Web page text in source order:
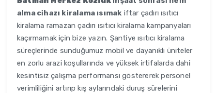
alma cihazı kiralama ısımak iftar çadırı ısıtıcı
kiralama ramazan çadırı ısıtıcı kiralama kampanyaları
kaçırmamak için bize yazın. Şantiye ısıtıcı kiralama
süreçlerinde sunduğumuz mobil ve dayanıklı üniteler
en zorlu arazi koşullarında ve yüksek irtifalarda dahi
kesintisiz çalışma performansı göstererek personel
verimliliğini artırıp kış aylarındaki duruş sürelerini